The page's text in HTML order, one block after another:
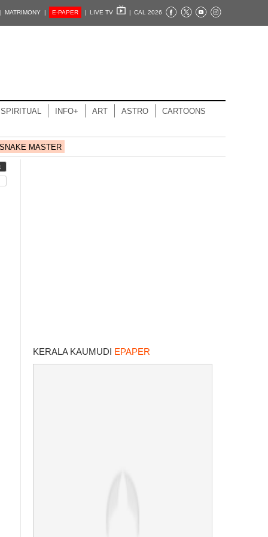
MATRIMONY | E-PAPER | LIVE TV | CAL 2026
SPIRITUAL INFO+ ART ASTRO CARTOONS
MASTER
KERALA KAUMUDI EPAPER